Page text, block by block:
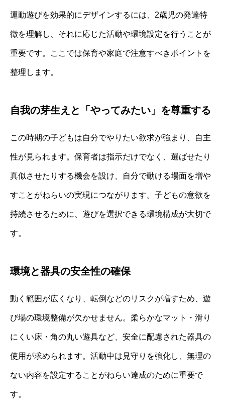
運動遊びを効果的にデザインするには、2歳児の発達特
徴を理解し、それに応じた活動や環境設定を行うことが
重要です。ここでは保育や家庭で注意すべきポイントを
整理します。
自我の芽生えと「やってみたい」を尊重する
この時期の子どもは自分でやりたい欲求が強まり、自主
性が見られます。保育者は指示だけでなく、選ばせたり
真似させたりする機会を設け、自分で動ける場面を増や
すことがねらいの実現につながります。子どもの意欲を
持続させるために、遊びを選択できる環境構成が大切で
す。
環境と器具の安全性の確保
動く範囲が広くなり、転倒などのリスクが増すため、遊
び場の環境整備が欠かせません。柔らかなマット・滑り
にくい床・角の丸い遊具など、安全に配慮された器具の
使用が求められます。活動中は見守りを強化し、無理の
ない内容を設定することがねらい達成のために重要で
す。